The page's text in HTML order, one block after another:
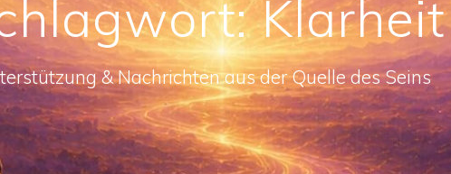
Klarheit
& Nachrichten aus der Quelle des Seins